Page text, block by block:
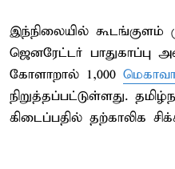
இந்நிலையில்
ஜெனரேட்டர் பாதுகாப்பு
கோளாறால் 1,000
நிறுத்தப்பட்டுள்ளது.
கிடைப்பதில் தற்காலிக